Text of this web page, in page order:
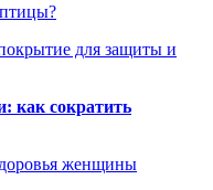
для защиты и
как сократить
женщины